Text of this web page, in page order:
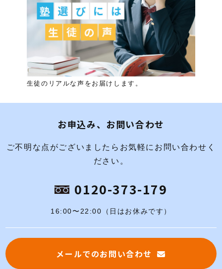
生徒のリアルな声をお届けします。
お申込み、お問い合わせ
ご不明な点がございましたらお気軽にお問い合わせく
ださい。
0120-373-179
16:00〜22:00（日はお休みです）
メールでのお問い合わせ